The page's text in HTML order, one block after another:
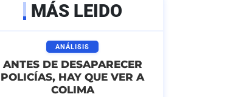
MÁS LEIDO
ANÁLISIS
ANTES DE DESAPARECER
POLICÍAS, HAY QUE VER A
COLIMA